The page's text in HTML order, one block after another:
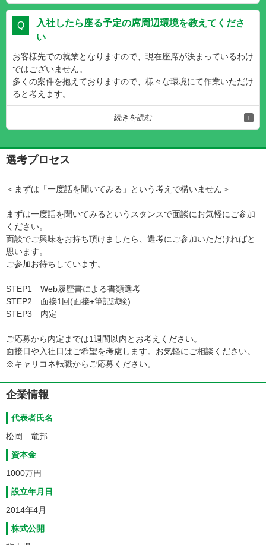
■会社と共に成長できる
当社は、平均30代の若い社員が多く活躍しています。活気があ
り、社員同士の仲がよいため、馴染みやすい雰囲気の中でお仕事
ができます！今回の募集は幹部候補。今後数年間で、エンジニア
を50名体制に組織拡大していく予定です。そのため、責任者と
して「中心的な役職」も必要となります。メンバー全員にキャリ
アアップできるチャンスがあります！
です。そういう風通しの良さも、魅力の一つだと考えています。
「このメンバーで良かった」と感じる瞬間はどん
な時ですか？
◇◆－【健康優良企業に認定】－◆◇
全国健康保険協会より、「健康優良企業」の認定を頂きました。
社内には第2種衛生管理者、健康経営アドバイザーの有資格者も
しております。もちろん、過重労働の抑制にも力を入れており、
平均残業時間は20ｈ未満で推移。2018年度は、経済産業省の
ある『感謝と貢献』『信頼関係・人と人との絆』を大切に…。社
ます！その結果、離職率も低く、腰を据えて働けるのも当社の魅
力のひとつです◎
◇◆－【資格取得をバックアップ】－◆◇
資格取得報奨金制度を導入し、社員の資格取得をバックアップし
国家資格をはじめ、データベース、ネットワーク等、常時30種
類以上の資格を
対象として奨励しております。
◇◆－【能力開発プログラムでヒューマンスキルをUP】－◆◇
能力開発プログラムとして、外資系コンサルティング会社による
外部セミナーを
グやロジカルライティング等のビジネス論理を学べる他、初歩で
はビジネスマナーに至るまで多種多様なプログラムを用意してお
ります。もちろん、受講は通常定時間内に業務として行っていた
入社したら座る予定の席周辺環境を教えてくださ
い
お客様先での就業となりますので、現在座席が決まっているわけ
ではございません。
多くの案件を抱えておりますので、様々な環境にて作業いただけ
ると考えます。
続きを読む
選考プロセス
＜まずは「一度話を聞いてみる」という考えで構いません＞
まずは一度話を聞いてみるというスタンスで面談にお気軽にご参加
ください。
面談でご興味をお持ち頂けましたら、選考にご参加いただければと
思います。
ご参加お待ちしています。
STEP1 Web履歴書による書類選考
STEP2 面接1回(面接+筆記試験)
STEP3 内定
ご応募から内定までは1週間以内とお考えください。
面接日や入社日はご希望を考慮します。お気軽にご相談ください。
※キャリコネ転職からご応募ください。
企業情報
代表者氏名
松岡 竜邦
資本金
1000万円
設立年月日
2014年4月
株式公開